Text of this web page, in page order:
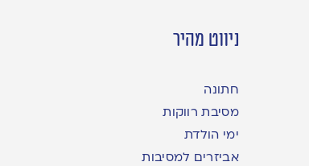
ניווט מהיר
חתונה
מסיבת רווקות
ימי הולדת
אביזרים למסיבות